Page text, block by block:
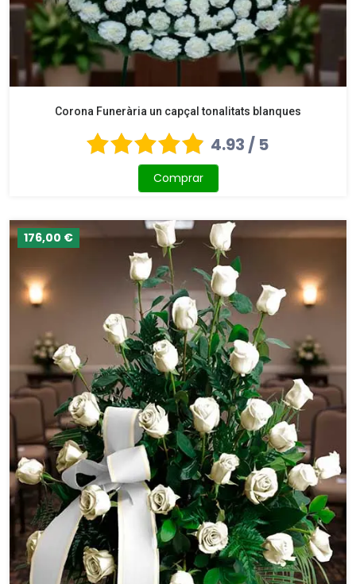
Corona Funerària un capçal tonalitats blanques
4.93 / 5
Comprar
176,00 €